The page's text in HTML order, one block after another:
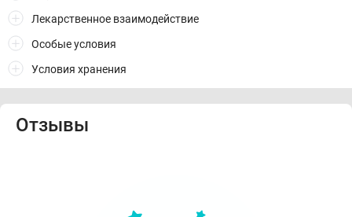
Лекарственное взаимодействие
Особые условия
Условия хранения
Отзывы